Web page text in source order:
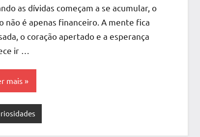
as dívidas começam a se acumular, o
não é apenas financeiro. A mente fica
o coração apertado e a esperança
ir …
mais